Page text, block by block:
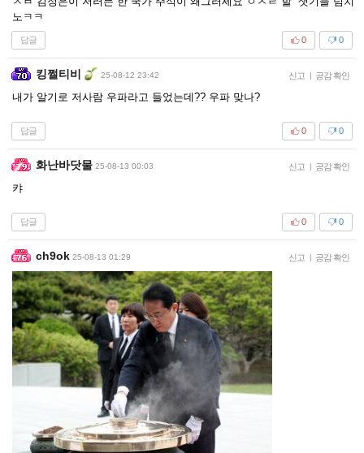
노ㅋㅋ
답글 0
0
킹쩔티비 25-08-12 23:42 신고 | 공감 확인
내가 알기로 저사람 우파라고 들었는데?? 우파 맞나?
답글 0
0
화난바닷물 25-08-13 00:03 신고 | 공감 확인
캬
답글 0
0
ch9ok 25-08-13 01:29 신고 | 공감 확인